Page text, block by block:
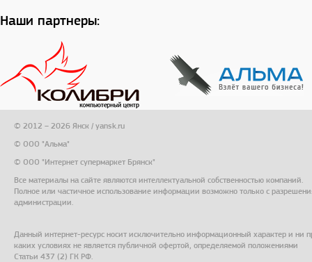
Наши партнеры:
© 2012 – 2026 Янск / yansk.ru
© ООО "Альма"
© ООО "Интернет супермаркет Брянск"
Все материалы на сайте являются интеллектуальной собственностью компаний.
Полное или частичное использование информации возможно только с
администрации.
Данный интернет-ресурс носит исключительно информационный характер и ни
каких условиях не является публичной офертой, определяемой положениями
Статьи 437 (2) ГК РФ.